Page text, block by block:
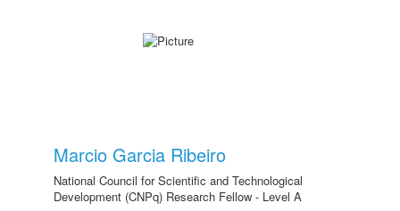
Marcio Garcia Ribeiro
National Council for Scientific and Technological
Development (CNPq) Research Fellow - Level A